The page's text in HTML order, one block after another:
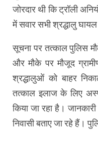
जोरदार थी कि ट्रॉली
में सवार सभी श्रद्धालु घायल
सूचना पर तत्काल पुलिस
और मौके पर मौजूद
श्रद्धालुओं को बाहर
तत्काल इलाज के लिए
किया जा रहा है।
निवासी बताए जा रहे हैं।